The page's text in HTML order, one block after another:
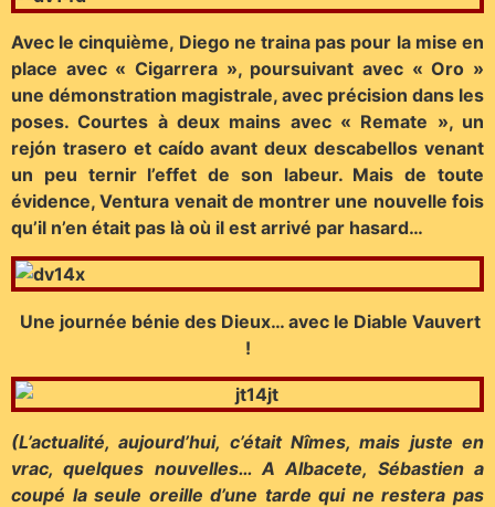
Avec le cinquième, Diego ne traina pas pour la mise en
place avec « Cigarrera », poursuivant avec « Oro »
une démonstration magistrale, avec précision dans les
poses. Courtes à deux mains avec « Remate », un
rejón trasero et caído avant deux descabellos venant
un peu ternir l’effet de son labeur. Mais de toute
évidence, Ventura venait de montrer une nouvelle fois
qu’il n’en était pas là où il est arrivé par hasard…
Une journée bénie des Dieux… avec le Diable Vauvert
!
(L’actualité, aujourd’hui, c’était Nîmes, mais juste en
vrac, quelques nouvelles… A Albacete, Sébastien a
coupé la seule oreille d’une tarde qui ne restera pas